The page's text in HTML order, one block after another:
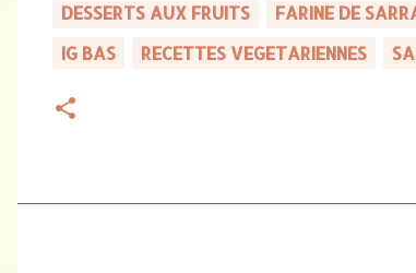
DESSERTS AUX FRUITS FARINE DE
IG BAS
RECETTES VEGETARIENNES